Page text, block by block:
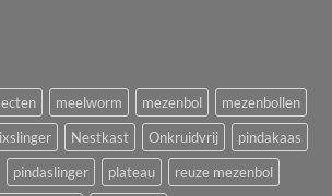
meelworm mezenbol
mezenbollen
Nestkast Onkruidvrij
pindakaas
pindaslinger plateau
reuze mezenbol